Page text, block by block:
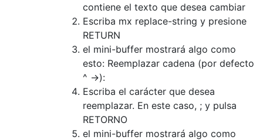
contiene el texto que desea cambiar
Escriba mx replace-string y presione
RETURN
el mini-buffer mostrará algo como
esto: Reemplazar cadena (por defecto
^ ->):
Escriba el carácter que desea
reemplazar. En este caso, ; y pulsa
RETORNO
el mini-buffer mostrará algo como